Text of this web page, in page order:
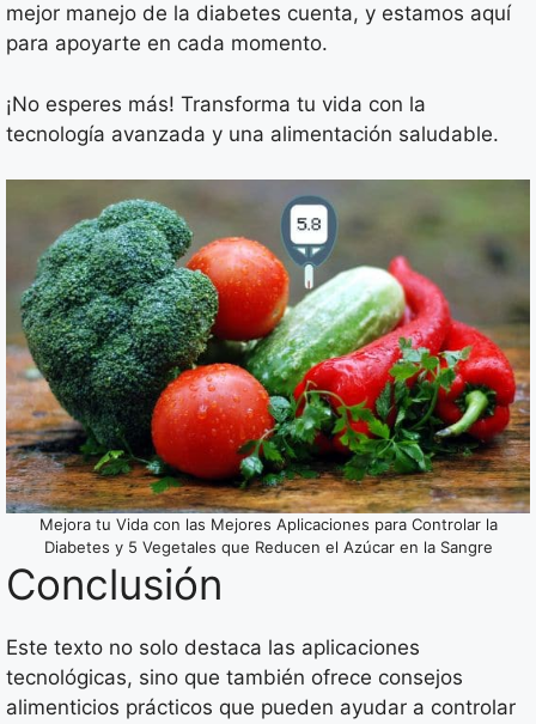
mejor manejo de la diabetes cuenta, y estamos aquí
para apoyarte en cada momento.
¡No esperes más! Transforma tu vida con la
tecnología avanzada y una alimentación saludable.
Mejora tu Vida con las Mejores Aplicaciones para Controlar la
Diabetes y 5 Vegetales que Reducen el Azúcar en la Sangre
Conclusión
Este texto no solo destaca las aplicaciones
tecnológicas, sino que también ofrece consejos
alimenticios prácticos que pueden ayudar a controlar